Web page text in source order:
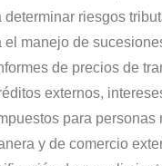
determinar riesgos
el manejo de
de precios de
externos,
para
y de comercio